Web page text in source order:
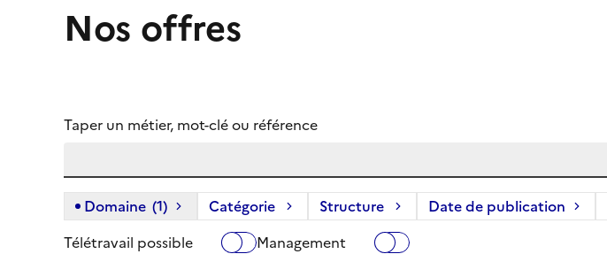
Nos offres
Taper un métier, mot-clé ou référence
Domaine (1) (1 filtre actif) :
Catégorie Structure Date de publication
Télétravail possible
Management